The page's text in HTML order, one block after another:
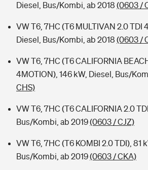
Diesel, Bus/Kombi, ab 2018 (0603 /
VW T6, 7HC (T6 MULTIVAN 2.0 TDI
Diesel, Bus/Kombi, ab 2018 (0603 /
VW T6, 7HC (T6 CALIFORNIA
4MOTION), 146 kW, Diesel, Bus/
CHS)
VW T6, 7HC (T6 CALIFORNIA 2.0
Bus/Kombi, ab 2019(0603 / CJZ)
VW T6, 7HC (T6 KOMBI 2.0 TDI), 81
Bus/Kombi, ab 2019(0603 / CKA)